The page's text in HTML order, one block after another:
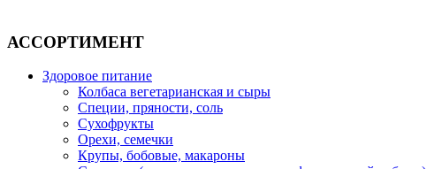
АССОРТИМЕНТ
Здоровое питание
Колбаса вегетарианская и сыры
Специи, пряности, соль
Сухофрукты
Орехи, семечки
Крупы, бобовые, макароны